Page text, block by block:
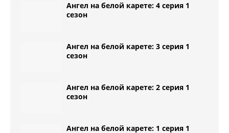
Ангел на белой карете: 4 серия 1
сезон
Ангел на белой карете: 3 серия 1
сезон
Ангел на белой карете: 2 серия 1
сезон
Ангел на белой карете: 1 серия 1